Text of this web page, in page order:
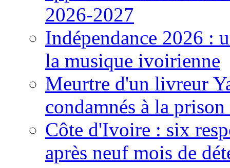
2026-2027
Indépendance 2026 :
la musique ivoirienne
Meurtre d'un livreur
condamnés à la
Côte d'Ivoire : six
après neuf mois de